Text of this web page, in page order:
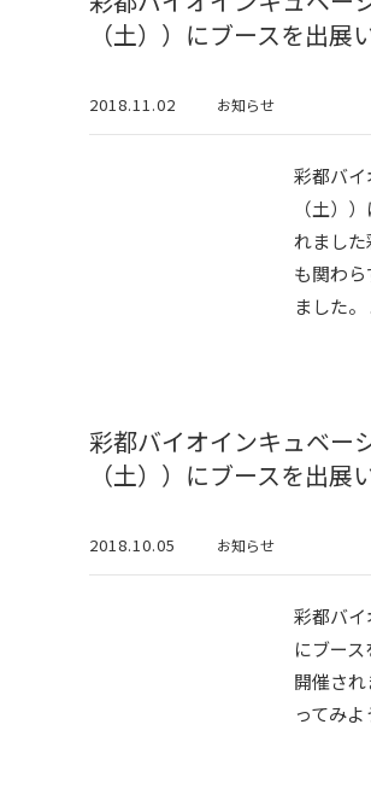
（土））にブースを出展
2018.11.02 お知らせ
彩都バ
（土）
れまし
も関わ
ました。
彩都バイオインキュベー
（土））にブースを出展
2018.10.05 お知らせ
彩都バイ
にブー
開催さ
ってみ